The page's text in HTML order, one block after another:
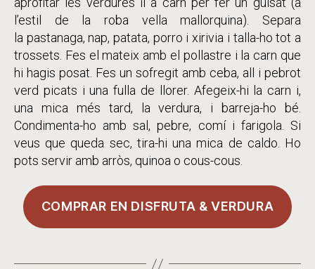
l’estil de la roba vella mallorquina). Separa
la pastanaga, nap, patata, porro i xirivia i talla-ho tot a
trossets. Fes el mateix amb el pollastre i la carn que
hi hagis posat. Fes un sofregit amb ceba, all i pebrot
verd picats i una fulla de llorer. Afegeix-hi la carn i,
una mica més tard, la verdura, i barreja-ho bé.
Condimenta-ho amb sal, pebre, comí i farigola. Si
veus que queda sec, tira-hi una mica de caldo. Ho
pots servir amb arròs, quinoa o cous-cous.
COMPRAR EN DISFRUTA & VERDURA